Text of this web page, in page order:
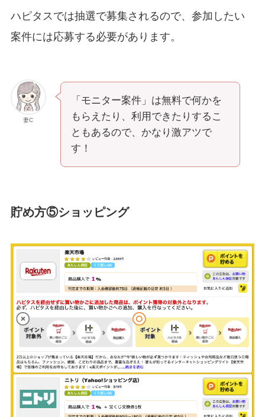
ハピタスでは抽選で募集されるので、参加したい
案件には応募する必要があります。
妻C
「モニター案件」は無料で何かを
もらえたり、利用できたりするこ
ともあるので、かなり激アツで
す！
貯め方⑤ショッピング